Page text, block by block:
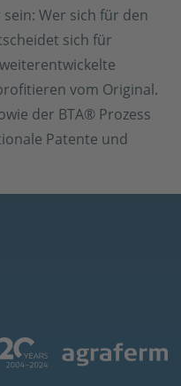
Wer sich für den
sich für
vom Original.
der BTA® Prozess
Patente und